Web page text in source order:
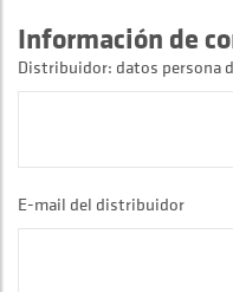
Información de
Distribuidor: datos persona
E-mail del distribuidor